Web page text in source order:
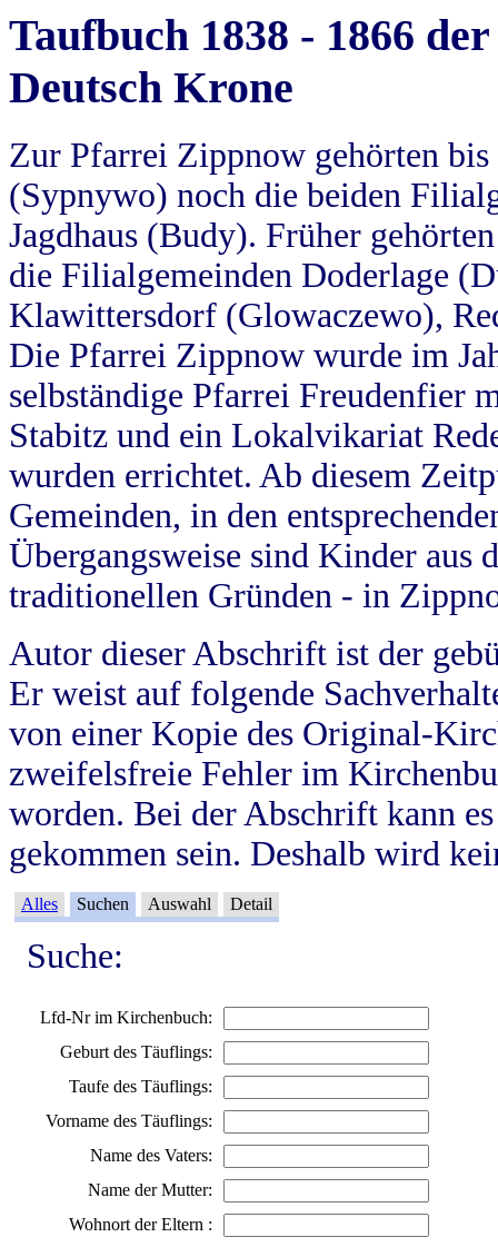
Taufbuch 1838 - 1866
Deutsch Krone
Zur Pfarrei Zippnow gehörten
(Sypnywo) noch die beiden
Jagdhaus (Budy). Früher
die Filialgemeinden Doderlage
Klawittersdorf (Glowaczewo),
Die Pfarrei Zippnow wurde im
selbständige Pfarrei Freudenfier
Stabitz und ein Lokalvikariat
wurden errichtet. Ab diesem
Gemeinden, in den
Übergangsweise sind Kinder aus
traditionellen Gründen - in
Autor dieser Abschrift ist der
Er weist auf folgende
von einer Kopie des Original-
zweifelsfreie Fehler im
worden. Bei der Abschrift kann
gekommen sein. Deshalb wird
Alles Suchen Auswahl Detail
Suche:
Lfd-Nr im Kirchenbuch:
Geburt des Täuflings:
Taufe des Täuflings:
Vorname des Täuflings:
Name des Vaters:
Name der Mutter:
Wohnort der Eltern :